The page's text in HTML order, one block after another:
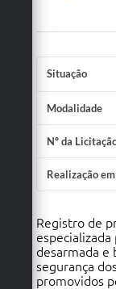
Situação
Modalidade
Nº da
Realização em
Registro de
desarmada e
segurança
promovidos